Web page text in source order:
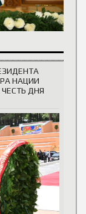
НАЦИИ
ДНЯ